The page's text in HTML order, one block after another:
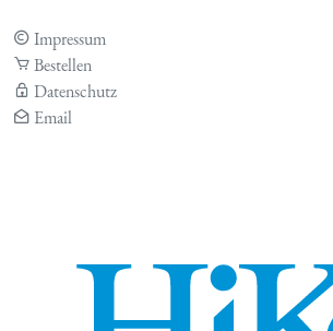
Impressum
Bestellen
Datenschutz
Email